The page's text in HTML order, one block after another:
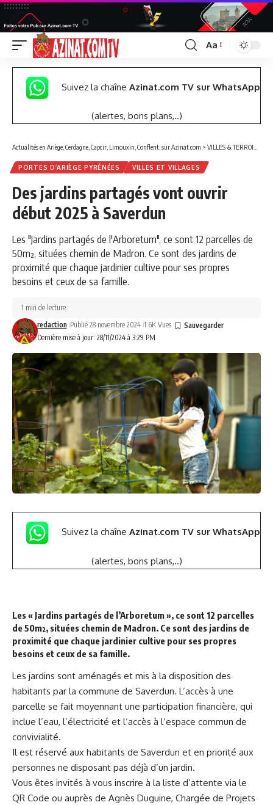
Font
Resizer
Aa
Suivez la chaîne Azinat.com TV sur WhatsApp
(alertes, bons plans,..)
Actualités en Ariège, Cerdagne, Capcir, Limouxin, Conflent, sur Azinat.com > VILLES & TERROIRS DES PYRÉNÉES EST
PORTES D’ARIÈGE PYRÉNÉES VILLES ET VILLAGES
Des jardins partagés vont ouvrir
début 2025 à Saverdun
Les "Jardins partagés de l'Arboretum", ce sont 12 parcelles de
50m², situées chemin de Madron. Ce sont des jardins de
proximité que chaque jardinier cultive pour ses propres
besoins et ceux de sa famille.
Dernière mise à jour: 28/11/2024 à 3:29 PM
redaction Publié 28 novembre 2024 1.6K Vues
1 min de lecture
Suivez la chaîne Azinat.com TV sur WhatsApp
(alertes, bons plans,..)
Les « Jardins partagés de l’Arboretum », ce sont 12 parcelles
de 50m², situées chemin de Madron. Ce sont des jardins de
proximité que chaque jardinier cultive pour ses propres
besoins et ceux de sa famille.
Les jardins sont aménagés et mis à la disposition des
habitants par la commune de Saverdun. L’accès à une
parcelle se fait moyennant une participation financière, qui
inclue l’eau, l’électricité et l‘accès à l’espace commun de
convivialité.
Il est réservé aux habitants de Saverdun et en priorité aux
personnes ne disposant pas déjà d’un jardin.
Vous êtes invités à vous inscrire à la liste d’attente via le
QR Code ou auprès de Agnès Duguine, Chargée de Projets